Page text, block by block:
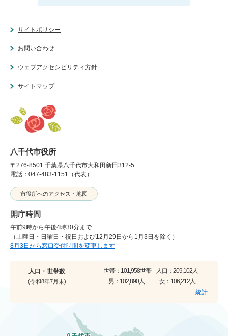
サイトポリシー
お問い合わせ
ウェブアクセシビリティ方針
サイトマップ
八千代市役所
〒276-8501 千葉県八千代市大和田新田312-5
電話：047-483-1151（代表）
市役所へのアクセス・地図
開庁時間
午前9時から午後4時30分まで
（土曜日・日曜日・祝日および12月29日から1月3日を除く）
8月3日から窓口受付時間を変更します
人口・世帯数
(令和8年7月末)
世帯： 101,958世帯 人口： 209,102人
男： 102,890人 女： 106,212人
統計